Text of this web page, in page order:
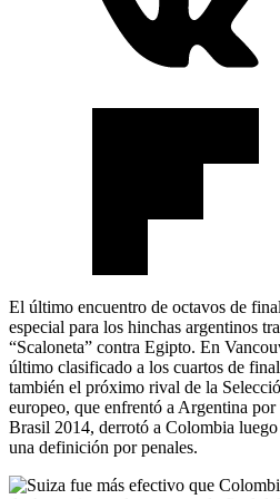
El último encuentro de octavos de
especial para los hinchas argentinos
“Scaloneta” contra Egipto. En
último clasificado a los cuartos de
también el próximo rival de la
europeo, que enfrentó a Argentina
Brasil 2014, derrotó a Colombia
una definición por penales.